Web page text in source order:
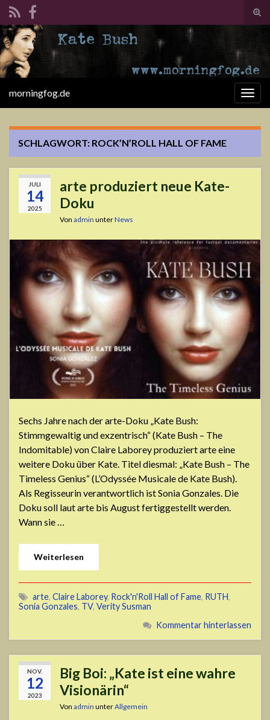
Search for:
morningfog.de
SCHLAGWORT: ROCK’N’ROLL HALL OF FAME
JULI
14
2025
arte produziert neue Kate-
Doku
Von admin unterNews
Sechs Jahre nach der arte-Doku „Kate Bush:
Stimmgewaltig und exzentrisch“ (Kate Bush – The
Indomitable) von Claire Laborey produziert arte eine
weitere Doku über Kate. Titel diesmal: „Kate Bush – The
Timeless Genius“ (L’Odyssée Musicale de Kate Bush).
Als Regisseurin verantwortlich ist Sonia Gonzales. Die
Doku soll laut arte bis August fertiggestellt werden.
Wann sie …
Weiterlesen
arte, Claire Laborey, Rock'n'Roll Hall of Fame, RUTH,
Sonia Gonzales, TV, Verity Susman
Kommentar hinterlassen
NOV.
12
2023
Big Boi: „Kate ist eine wahre
Visionärin“
Von admin unterAllgemein